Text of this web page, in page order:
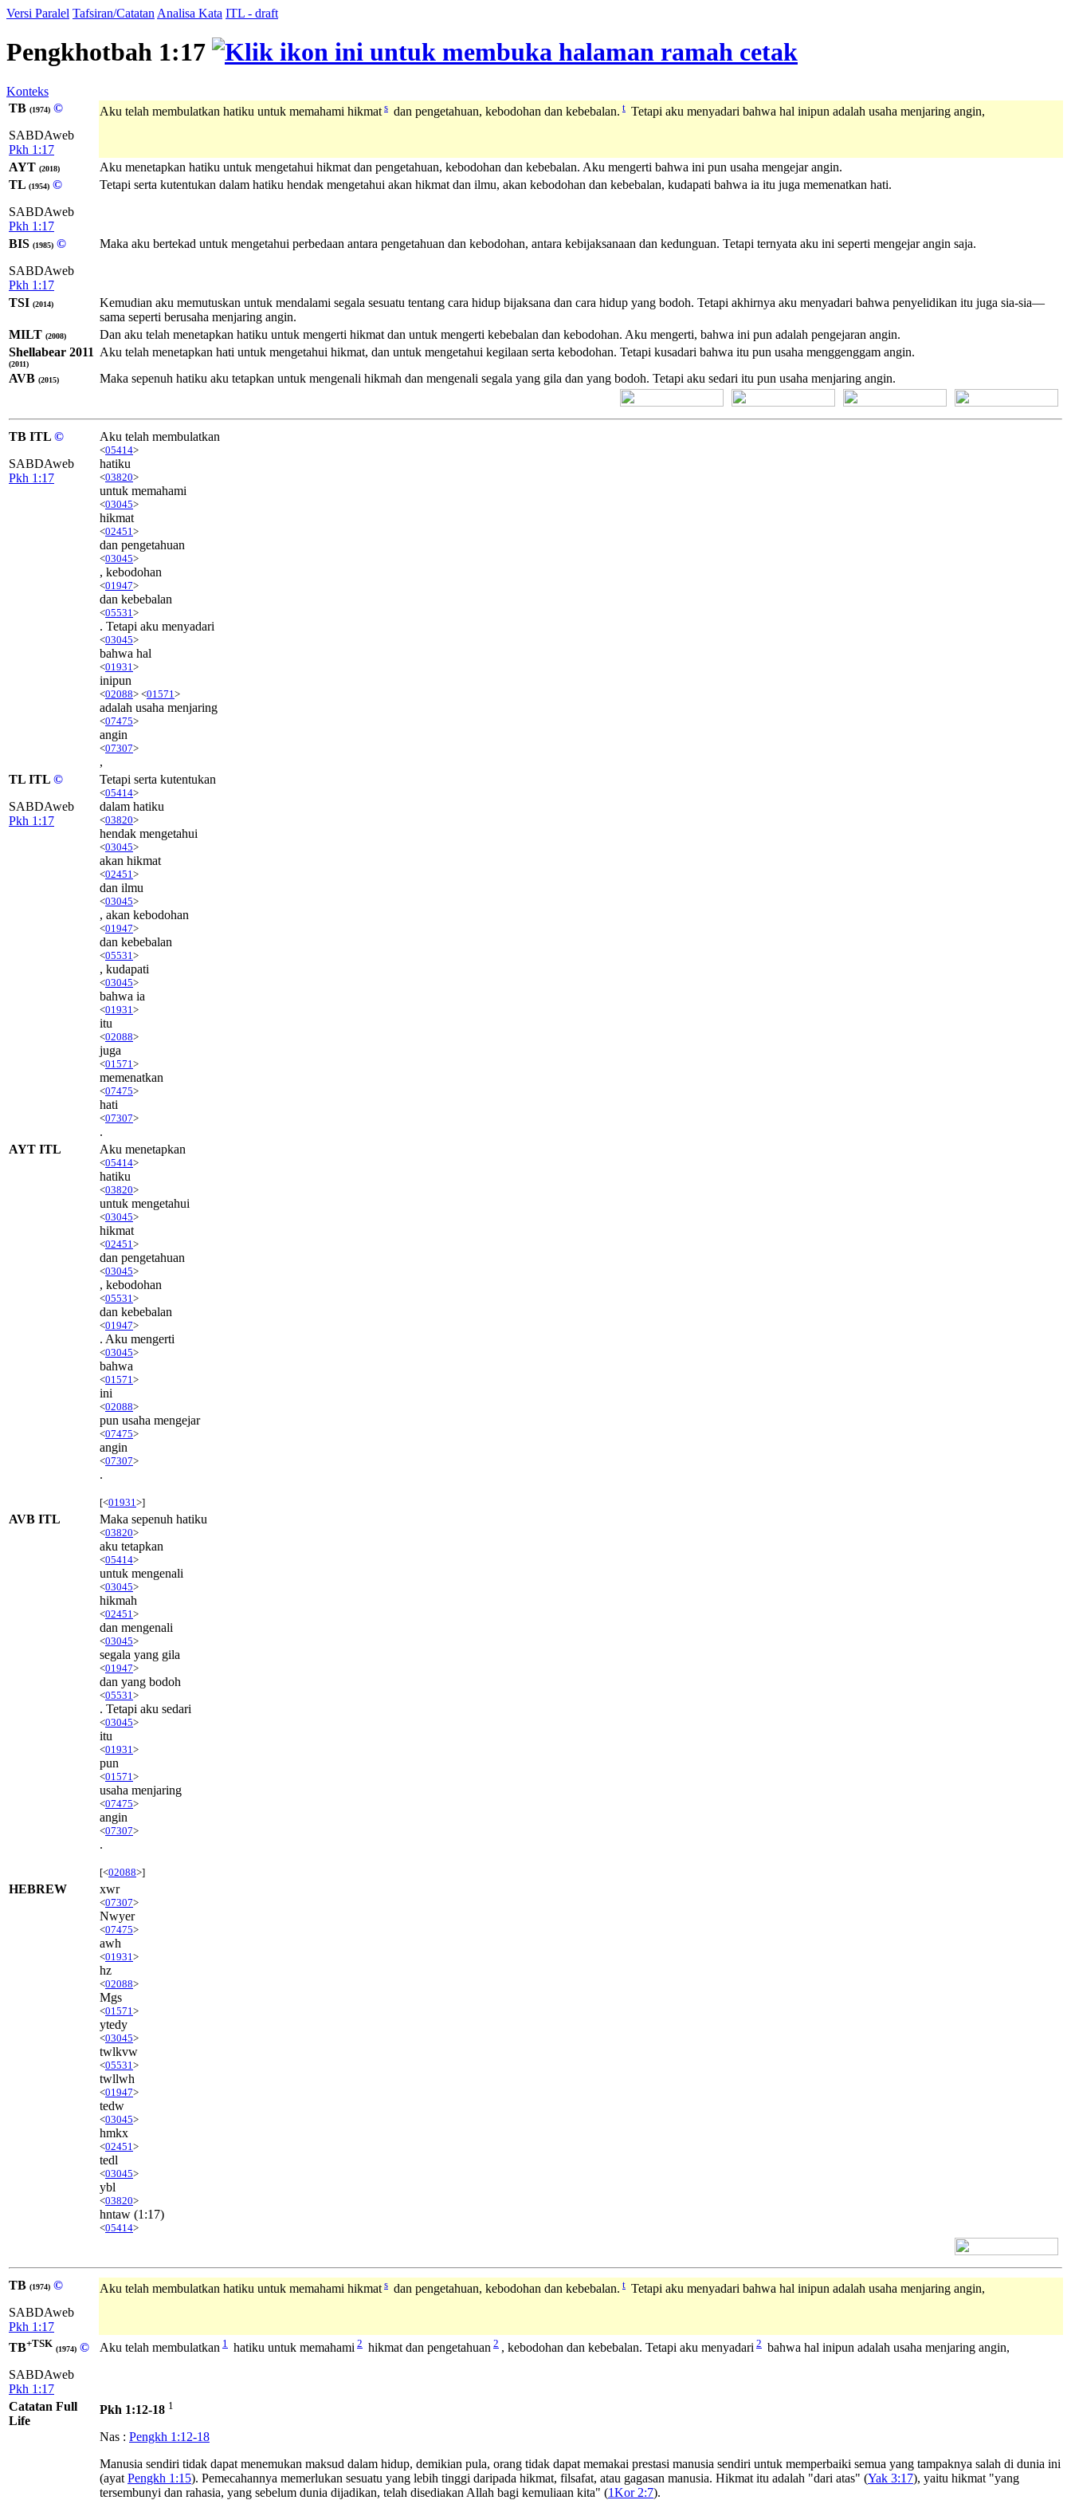
Versi Paralel Tafsiran/Catatan Analisa Kata ITL - draft
Pengkhotbah 1:17
Konteks
TB (1974) ©
SABDAweb
Pkh 1:17
Aku telah membulatkan hatiku untuk memahami hikmat s dan pengetahuan, kebodohan dan kebebalan. t Tetapi aku menyadari bahwa hal inipun adalah usaha menjaring angin,
AYT (2018)
Aku menetapkan hatiku untuk mengetahui hikmat dan pengetahuan, kebodohan dan kebebalan. Aku mengerti bahwa ini pun usaha mengejar angin.
TL (1954) ©
SABDAweb
Pkh 1:17
Tetapi serta kutentukan dalam hatiku hendak mengetahui akan hikmat dan ilmu, akan kebodohan dan kebebalan, kudapati bahwa ia itu juga memenatkan hati.
BIS (1985) ©
SABDAweb
Pkh 1:17
Maka aku bertekad untuk mengetahui perbedaan antara pengetahuan dan kebodohan, antara kebijaksanaan dan kedunguan. Tetapi ternyata aku ini seperti mengejar angin saja.
TSI (2014)
Kemudian aku memutuskan untuk mendalami segala sesuatu tentang cara hidup bijaksana dan cara hidup yang bodoh. Tetapi akhirnya aku menyadari bahwa penyelidikan itu juga sia-sia—
sama seperti berusaha menjaring angin.
MILT (2008)
Dan aku telah menetapkan hatiku untuk mengerti hikmat dan untuk mengerti kebebalan dan kebodohan. Aku mengerti, bahwa ini pun adalah pengejaran angin.
Shellabear 2011
(2011)
Aku telah menetapkan hati untuk mengetahui hikmat, dan untuk mengetahui kegilaan serta kebodohan. Tetapi kusadari bahwa itu pun usaha menggenggam angin.
AVB (2015) Maka sepenuh hatiku aku tetapkan untuk mengenali hikmah dan mengenali segala yang gila dan yang bodoh. Tetapi aku sedari itu pun usaha menjaring angin.
TB ITL ©
SABDAweb
Pkh 1:17
Aku telah membulatkan
<05414>
hatiku
<03820>
untuk memahami
<03045>
hikmat
<02451 >
dan pengetahuan
<03045>
, kebodohan
<01947>
dan kebebalan
<05531 >
. Tetapi aku menyadari
<03045>
bahwa hal
<01931 >
inipun
<02088> <01571 >
adalah usaha menjaring
<07475>
angin
<07307>
,
TL ITL ©
SABDAweb
Pkh 1:17
Tetapi serta kutentukan
<05414>
dalam hatiku
<03820>
hendak mengetahui
<03045>
akan hikmat
<02451 >
dan ilmu
<03045>
, akan kebodohan
<01947>
dan kebebalan
<05531 >
, kudapati
<03045>
bahwa ia
<01931 >
itu
<02088>
juga
<01571 >
memenatkan
<07475>
hati
<07307>
.
AYT ITL
Aku menetapkan
<05414>
hatiku
<03820>
untuk mengetahui
<03045>
hikmat
<02451 >
dan pengetahuan
<03045>
, kebodohan
<05531 >
dan kebebalan
<01947>
. Aku mengerti
<03045>
bahwa
<01571 >
ini
<02088>
pun usaha mengejar
<07475>
angin
<07307>
.
[<01931 >]
AVB ITL Maka sepenuh hatiku
<03820>
aku tetapkan
<05414>
untuk mengenali
<03045>
hikmah
<02451 >
dan mengenali
<03045>
segala yang gila
<01947>
dan yang bodoh
<05531 >
. Tetapi aku sedari
<03045>
itu
<01931 >
pun
<01571 >
usaha menjaring
<07475>
angin
<07307>
.
[<02088>]
HEBREW xwr
<07307>
Nwyer
<07475>
awh
<01931 >
hz
<02088>
Mgs
<01571 >
ytedy
<03045>
twlkvw
<05531 >
twllwh
<01947>
tedw
<03045>
hmkx
<02451 >
tedl
<03045>
ybl
<03820>
hntaw (1:17)
<05414>
TB (1974) ©
SABDAweb
Pkh 1:17
Aku telah membulatkan hatiku untuk memahami hikmat s dan pengetahuan, kebodohan dan kebebalan. t Tetapi aku menyadari bahwa hal inipun adalah usaha menjaring angin,
TB+TSK (1974) ©
SABDAweb
Pkh 1:17
Aku telah membulatkan 1 hatiku untuk memahami 2 hikmat dan pengetahuan 2 , kebodohan dan kebebalan. Tetapi aku menyadari 2 bahwa hal inipun adalah usaha menjaring angin,
Catatan Full
Life
Pkh 1:12-18 1
Nas : Pengkh 1:12-18
Manusia sendiri tidak dapat menemukan maksud dalam hidup, demikian pula, orang tidak dapat memakai prestasi manusia sendiri untuk memperbaiki semua yang tampaknya salah di dunia ini
(ayat Pengkh 1:15). Pemecahannya memerlukan sesuatu yang lebih tinggi daripada hikmat, filsafat, atau gagasan manusia. Hikmat itu adalah "dari atas" (Yak 3:17), yaitu hikmat "yang
tersembunyi dan rahasia, yang sebelum dunia dijadikan, telah disediakan Allah bagi kemuliaan kita" (1Kor 2:7).